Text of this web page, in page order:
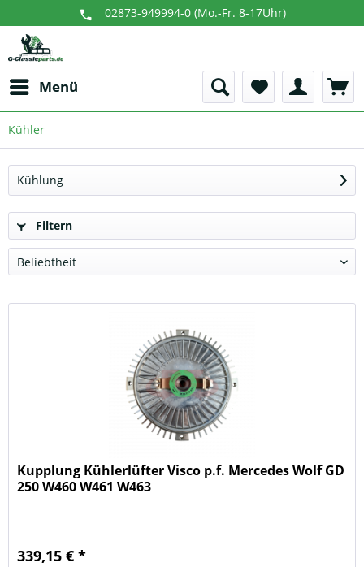
02873-949994-0 (Mo.-Fr. 8-17Uhr)
Menü
Kühler
Kühlung
Filtern
Kupplung Kühlerlüfter Visco p.f. Mercedes Wolf GD
250 W460 W461 W463
339,15 € *